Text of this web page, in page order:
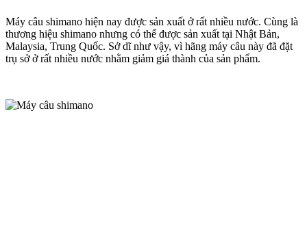
Máy câu shimano hiện nay được sản xuất ở rất nhiều nước. Cùng là
thương hiệu shimano nhưng có thể được sản xuất tại Nhật Bản,
Malaysia, Trung Quốc. Sở dĩ như vậy, vì hãng máy câu này đã đặt
trụ sở ở rất nhiều nước nhằm giảm giá thành của sản phẩm.